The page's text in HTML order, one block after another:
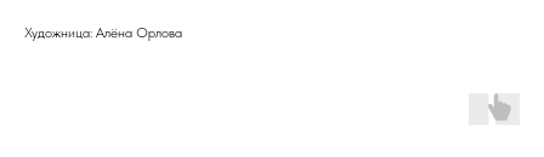
Художница: Алёна Орлова